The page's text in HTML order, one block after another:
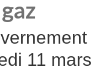
11 mars